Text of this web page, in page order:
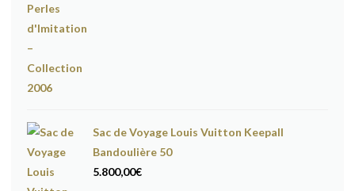
Sac de Voyage Louis Vuitton Keepall
Bandoulière 50
5.800,00€